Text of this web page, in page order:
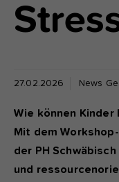
27.02.2026 News
Wie können
Mit dem
der PH
und